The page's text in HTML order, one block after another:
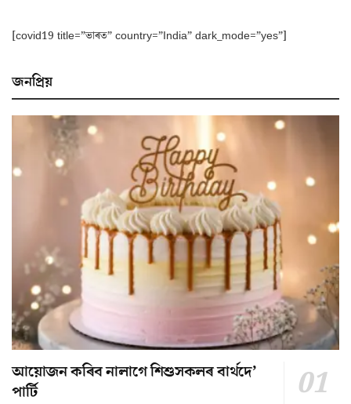
[covid19 title=”ভাৰত” country=”India” dark_mode=”yes”]
জনপ্ৰিয়
আয়োজন কৰিব নালাগে শিশুসকলৰ বাৰ্থদে’
পাৰ্টি